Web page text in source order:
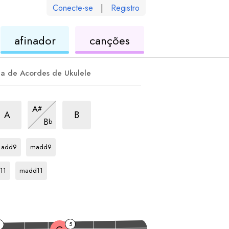
Conecte-se | Registro
afinadorukulelecanções
de Acordes de Ukulele
A
A#
arpejo
Bb
maj7
B
add9
madd9
madd11
5